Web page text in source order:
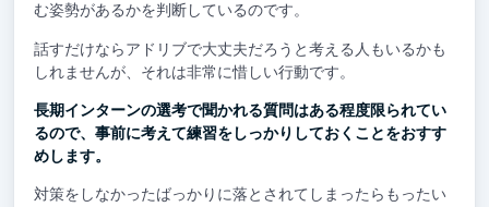
む姿勢があるかを判断しているのです。
話すだけならアドリブで大丈夫だろうと考える人もいるかも
しれませんが、それは非常に惜しい行動です。
長期インターンの選考で聞かれる質問はある程度限られてい
るので、事前に考えて練習をしっかりしておくことをおすす
めします。
対策をしなかったばっかりに落とされてしまったらもったい